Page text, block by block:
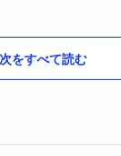
をすべて読む